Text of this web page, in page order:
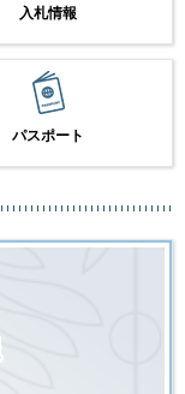
入札情報
パスポート